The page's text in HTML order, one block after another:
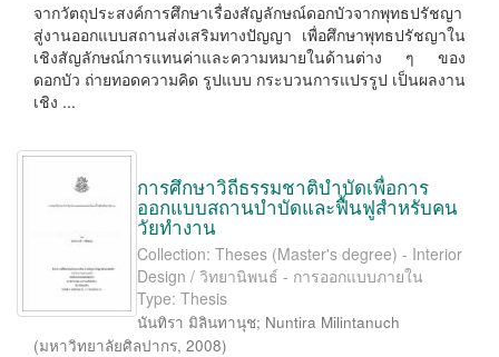
จากวัตถุประสงค์การศึกษาเรื่องสัญลักษณ์ดอกบัวจากพุทธปรัชญา
สู่งานออกแบบสถานส่งเสริมทางปัญญา เพื่อศึกษาพุทธปรัชญาใน
เชิงสัญลักษณ์การแทนค่าและความหมายในด้านต่าง ๆ ของ
ดอกบัว ถ่ายทอดความคิด รูปแบบ กระบวนการแปรรูป เป็นผลงาน
เชิง ...
การศึกษาวิถีธรรมชาติบำบัดเพื่อการ
ออกแบบสถานบำบัดและฟื้นฟูสำหรับคน
วัยทำงาน
Collection: Theses (Master's degree) - Interior
Design / วิทยานิพนธ์ - การออกแบบภายใน
Type: Thesis
นันทิรา มิลินทานุช; Nuntira Milintanuch
(มหาวิทยาลัยศิลปากร, 2008)